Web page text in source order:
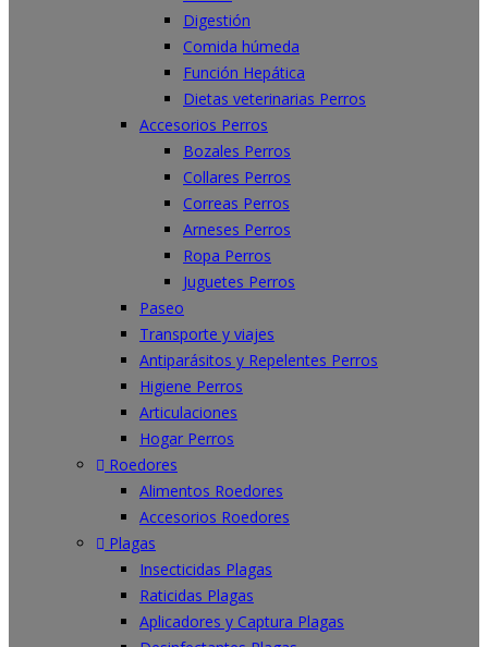
Digestión
Comida húmeda
Función Hepática
Dietas veterinarias Perros
Accesorios Perros
Bozales Perros
Collares Perros
Correas Perros
Arneses Perros
Ropa Perros
Juguetes Perros
Paseo
Transporte y viajes
Antiparásitos y Repelentes Perros
Higiene Perros
Articulaciones
Hogar Perros
Roedores
Alimentos Roedores
Accesorios Roedores
Plagas
Insecticidas Plagas
Raticidas Plagas
Aplicadores y Captura Plagas